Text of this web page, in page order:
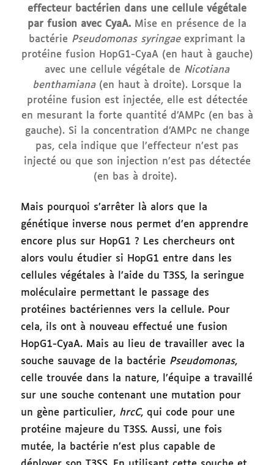
effecteur bactérien dans une cellule végétale
par fusion avec CyaA. Mise en présence de la
bactérie Pseudomonas syringaeexprimant la
protéine fusion HopG1-CyaA (en haut à gauche)
avec une cellule végétale de Nicotiana
benthamiana(en haut à droite). Lorsque la
protéine fusion est injectée, elle est détectée
en mesurant la forte quantité d’AMPc (en bas à
gauche). Si la concentration d’AMPc ne change
pas, cela indique que l’effecteur n’est pas
injecté ou que son injection n’est pas détectée
(en bas à droite).
Mais pourquoi s’arrêter là alors que la
génétique inverse nous permet d’en apprendre
encore plus sur HopG1 ? Les chercheurs ont
alors voulu étudier si HopG1 entre dans les
cellules végétales à l’aide du T3SS, la seringue
moléculaire permettant le passage des
protéines bactériennes vers la cellule. Pour
cela, ils ont à nouveau effectué une fusion
HopG1-CyaA. Mais au lieu de travailler avec la
souche sauvage de la bactérie Pseudomonas,
celle trouvée dans la nature, l’équipe a travaillé
sur une souche contenant une mutation pour
un gène particulier, hrcC, qui code pour une
protéine majeure du T3SS. Aussi, une fois
mutée, la bactérie n’est plus capable de